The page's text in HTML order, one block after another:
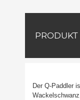
PRODUKT
Der Q-Paddler